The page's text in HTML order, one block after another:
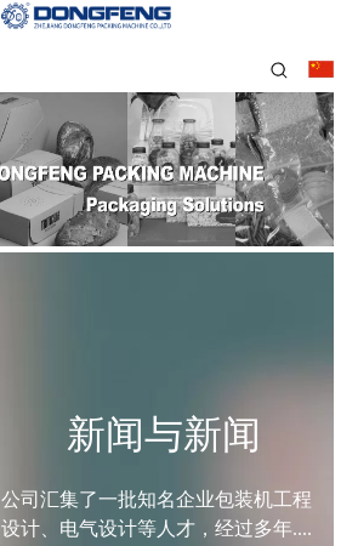
新闻与新闻
公司汇集了一批知名企业包装机工程
设计、电气设计等人才，经过多年....